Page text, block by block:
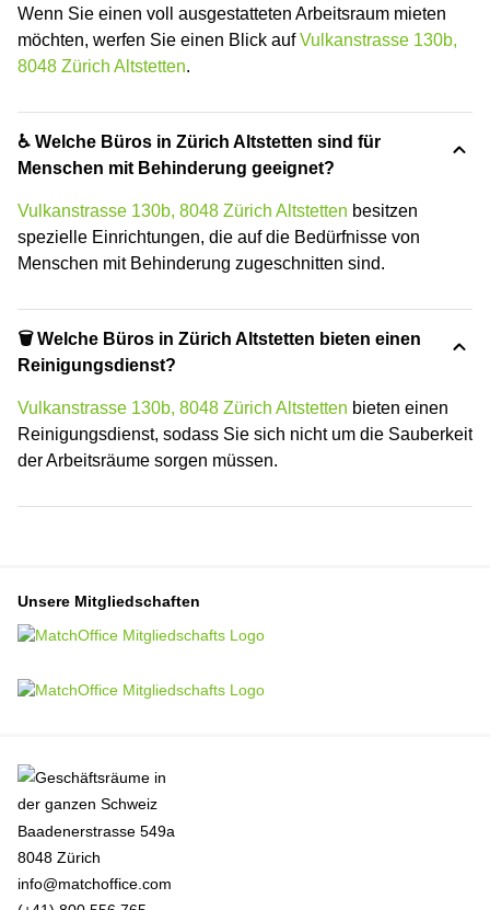
Wenn Sie einen voll ausgestatteten Arbeitsraum mieten
möchten, werfen Sie einen Blick aufVulkanstrasse 130b,
8048 Zürich Altstetten.
♿ Welche Büros in Zürich Altstetten sind für
Menschen mit Behinderung geeignet?
Vulkanstrasse 130b, 8048 Zürich Altstetten besitzen
spezielle Einrichtungen, die auf die Bedürfnisse von
Menschen mit Behinderung zugeschnitten sind.
🗑 Welche Büros in Zürich Altstetten bieten einen
Reinigungsdienst?
Vulkanstrasse 130b, 8048 Zürich Altstetten bieten einen
Reinigungsdienst, sodass Sie sich nicht um die Sauberkeit
der Arbeitsräume sorgen müssen.
Unsere Mitgliedschaften
Baadenerstrasse 549a
8048 Zürich
info@matchoffice.com